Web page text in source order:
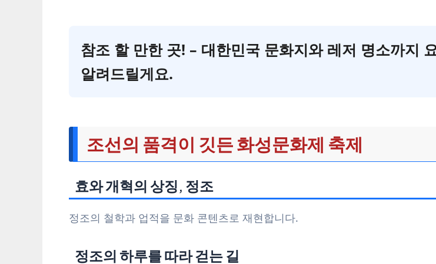
참조 할 만한 곳! – 대한민국 문화지와 레저 명소까지
알려드릴게요.
조선의 품격이 깃든 화성문화제 축제
효와 개혁의 상징, 정조
정조의 철학과 업적을 문화 콘텐츠로 재현합니다.
정조의 하루를 따라 걷는 길